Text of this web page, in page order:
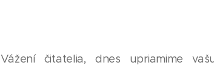
Vážení čitatelia, dnes upriamime